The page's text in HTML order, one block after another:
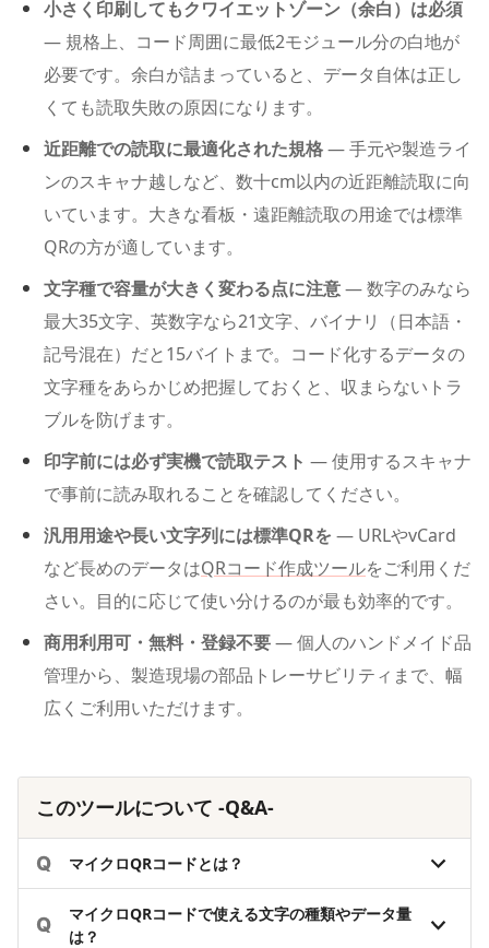
小さく印刷してもクワイエットゾーン（余白）は必須
— 規格上、コード周囲に最低2モジュール分の白地が
必要です。余白が詰まっていると、データ自体は正し
くても読取失敗の原因になります。
近距離での読取に最適化された規格— 手元や製造ライ
ンのスキャナ越しなど、数十cm以内の近距離読取に向
いています。大きな看板・遠距離読取の用途では標準
QRの方が適しています。
文字種で容量が大きく変わる点に注意— 数字のみなら
最大35文字、英数字なら21文字、バイナリ（日本語・
記号混在）だと15バイトまで。コード化するデータの
文字種をあらかじめ把握しておくと、収まらないトラ
ブルを防げます。
印字前には必ず実機で読取テスト — 使用するスキャナ
で事前に読み取れることを確認してください。
汎用用途や長い文字列には標準QRを — URLやvCard
など長めのデータはQRコード作成ツールをご利用くだ
さい。目的に応じて使い分けるのが最も効率的です。
商用利用可・無料・登録不要— 個人のハンドメイド品
管理から、製造現場の部品トレーサビリティまで、幅
広くご利用いただけます。
このツールについて -Q&A-
Q マイクロQRコードとは？
Q
マイクロQRコードで使える文字の種類やデータ量
は？